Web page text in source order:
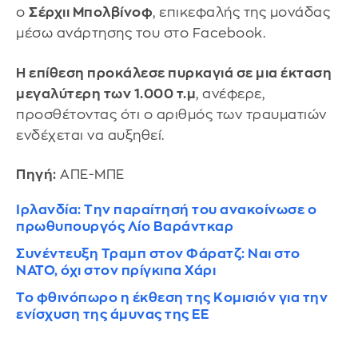
ο Σέρχιι Μπολβίνοφ, επικεφαλής της μονάδας
μέσω ανάρτησης του στο Facebook.
Η επίθεση προκάλεσε πυρκαγιά σε μια έκταση
μεγαλύτερη των 1.000 τ.μ, ανέφερε,
προσθέτοντας ότι ο αριθμός των τραυματιών
ενδέχεται να αυξηθεί.
Πηγή: ΑΠΕ-ΜΠΕ
Ιρλανδία: Την παραίτησή του ανακοίνωσε ο
πρωθυπουργός Λίο Βαράντκαρ
Συνέντευξη Τραμπ στον Φάρατζ: Ναι στο
ΝΑΤΟ, όχι στον πρίγκιπα Χάρι
Το φθινόπωρο η έκθεση της Κομισιόν για την
ενίσχυση της άμυνας της ΕΕ